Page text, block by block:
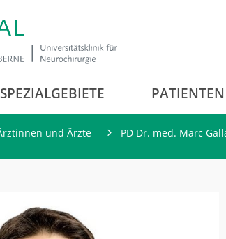
und Ärzte PD Dr. med. Marc